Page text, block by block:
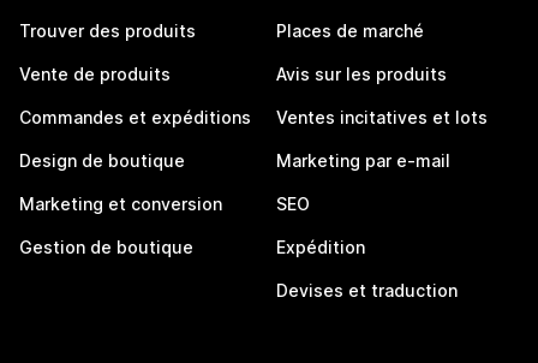
Trouver des produits
Vente de produits
Commandes et expéditions
Design de boutique
Marketing et conversion
Gestion de boutique
Places de marché
Avis sur les produits
Ventes incitatives et lots
Marketing par e-mail
SEO
Expédition
Devises et traduction